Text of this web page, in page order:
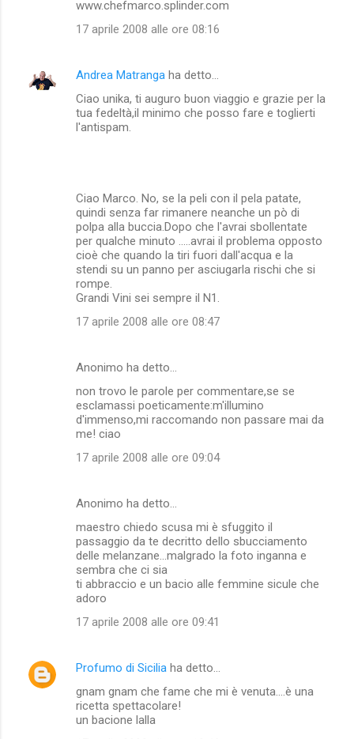
www.chefmarco.splinder.com
17 aprile 2008 alle ore 08:16
Andrea Matranga ha detto…
Ciao unika, ti auguro buon viaggio e grazie per la
tua fedeltà,il minimo che posso fare e toglierti
l'antispam.
Ciao Marco. No, se la peli con il pela patate,
quindi senza far rimanere neanche un pò di
polpa alla buccia.Dopo che l'avrai sbollentate
per qualche minuto .....avrai il problema opposto
cioè che quando la tiri fuori dall'acqua e la
stendi su un panno per asciugarla rischi che si
rompe.
Grandi Vini sei sempre il N1.
17 aprile 2008 alle ore 08:47
Anonimo ha detto…
non trovo le parole per commentare,se se
esclamassi poeticamente:m'illumino
d'immenso,mi raccomando non passare mai da
me! ciao
17 aprile 2008 alle ore 09:04
Anonimo ha detto…
maestro chiedo scusa mi è sfuggito il
passaggio da te decritto dello sbucciamento
delle melanzane...malgrado la foto inganna e
sembra che ci sia
ti abbraccio e un bacio alle femmine sicule che
adoro
17 aprile 2008 alle ore 09:41
Profumo di Sicilia ha detto…
gnam gnam che fame che mi è venuta....è una
ricetta spettacolare!
un bacione lalla